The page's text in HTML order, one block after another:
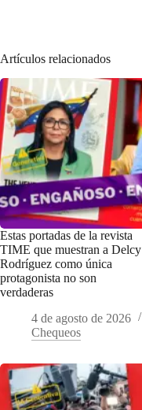
Artículos relacionados
Estas portadas de la revista
TIME que muestran a Delcy
Rodríguez como única
protagonista no son
verdaderas
4 de agosto de 2026
Chequeos